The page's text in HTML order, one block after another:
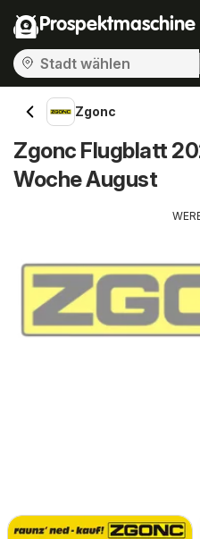
Prospektmaschine
Zgonc
Zgonc Flugblatt
Woche August